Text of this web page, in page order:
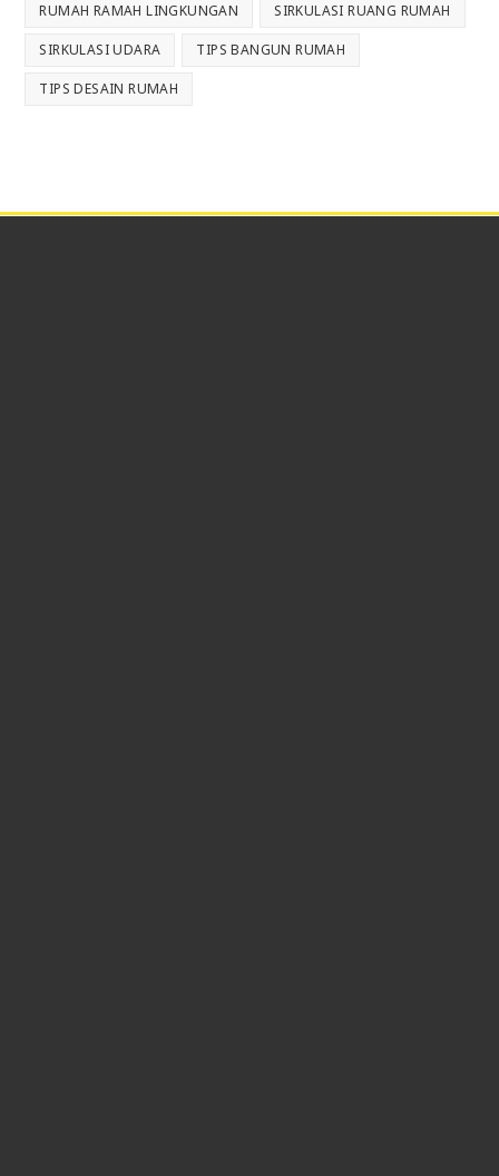
RUMAH RAMAH LINGKUNGAN SIRKULASI RUANG RUMAH
SIRKULASI UDARA TIPS BANGUN RUMAH
TIPS DESAIN RUMAH